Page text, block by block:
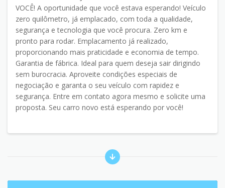
VOCÊ! A oportunidade que você estava esperando! Veículo
zero quilômetro, já emplacado, com toda a qualidade,
segurança e tecnologia que você procura. Zero km e
pronto para rodar. Emplacamento já realizado,
proporcionando mais praticidade e economia de tempo.
Garantia de fábrica. Ideal para quem deseja sair dirigindo
sem burocracia. Aproveite condições especiais de
negociação e garanta o seu veículo com rapidez e
segurança. Entre em contato agora mesmo e solicite uma
proposta. Seu carro novo está esperando por você!